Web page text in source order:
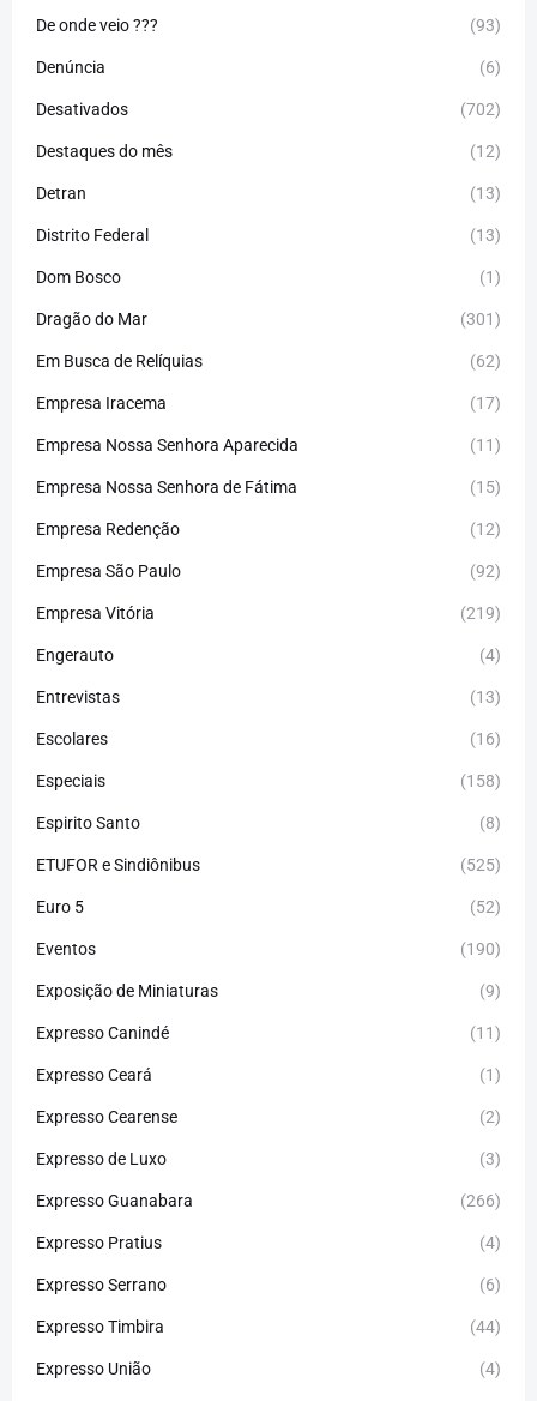
De onde veio ??? (93)
Denúncia (6)
Desativados (702)
Destaques do mês (12)
Detran (13)
Distrito Federal (13)
Dom Bosco (1)
Dragão do Mar (301)
Em Busca de Relíquias (62)
Empresa Iracema (17)
Empresa Nossa Senhora Aparecida (11)
Empresa Nossa Senhora de Fátima (15)
Empresa Redenção (12)
Empresa São Paulo (92)
Empresa Vitória (219)
Engerauto (4)
Entrevistas (13)
Escolares (16)
Especiais (158)
Espirito Santo (8)
ETUFOR e Sindiônibus (525)
Euro 5 (52)
Eventos (190)
Exposição de Miniaturas (9)
Expresso Canindé (11)
Expresso Ceará (1)
Expresso Cearense (2)
Expresso de Luxo (3)
Expresso Guanabara (266)
Expresso Pratius (4)
Expresso Serrano (6)
Expresso Timbira (44)
Expresso União (4)